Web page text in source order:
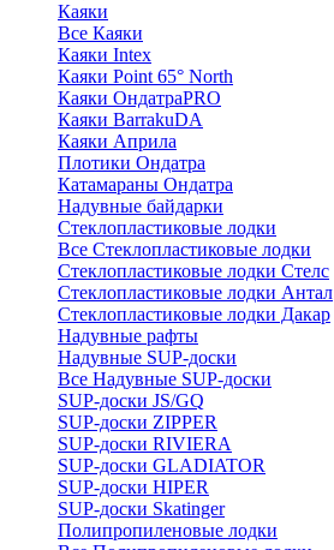
Каяки
Все Каяки
Каяки Intex
Каяки Point 65° North
Каяки ОндатраPRO
Каяки BarrakuDA
Каяки Априла
Плотики Ондатра
Катамараны Ондатра
Надувные байдарки
Стеклопластиковые лодки
Все Стеклопластиковые лодки
Стеклопластиковые лодки Стелс
Стеклопластиковые лодки Антал
Стеклопластиковые лодки Дакар
Надувные рафты
Надувные SUP-доски
Все Надувные SUP-доски
SUP-доски JS/GQ
SUP-доски ZIPPER
SUP-доски RIVIERA
SUP-доски GLADIATOR
SUP-доски HIPER
SUP-доски Skatinger
Полипропиленовые лодки